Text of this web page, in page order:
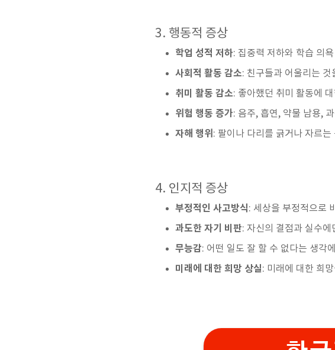
3. 행동적 증상
학업 성적 저하: 집중력 저하와 학습 의
사회적 활동 감소: 친구들과 어울리는
취미 활동 감소: 좋아했던 취미 활동에
위험 행동 증가: 음주, 흡연, 약물 남용,
자해 행위 : 팔이나 다리를 긁거나 자르
4. 인지적 증상
부정적인 사고방식: 세상을 부정적으로
과도한 자기 비판: 자신의 결점과 실수
무능감: 어떤 일도 잘 할 수 없다는 생각
미래에 대한 희망 상실: 미래에 대한 희